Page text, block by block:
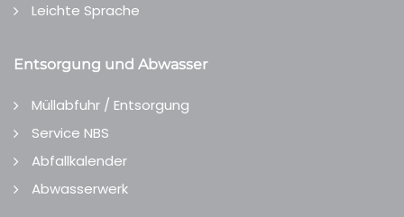
Leichte Sprache
Entsorgung und Abwasser
Müllabfuhr / Entsorgung
Service NBS
Abfallkalender
Abwasserwerk